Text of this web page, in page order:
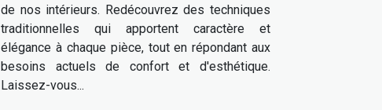
de nos intérieurs. Redécouvrez des techniques
traditionnelles qui apportent caractère et
élégance à chaque pièce, tout en répondant aux
besoins actuels de confort et d'esthétique.
Laissez-vous...